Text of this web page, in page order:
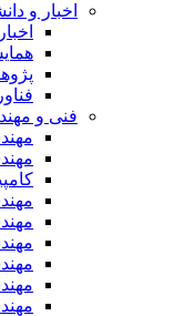
اخبار و
فنی و